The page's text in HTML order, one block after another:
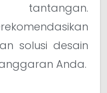
tantangan.
solusi desain
Anda.